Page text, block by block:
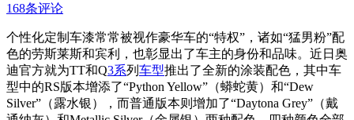
168条评论
个性化定制车漆常常被视作豪华车的“特权”，诸如“猛男粉”配
色的劳斯莱斯和宾利，也彰显出了车主的身份和品味。近日奥
迪官方就为TT和Q3系列 车型推出了全新的涂装配色，其中车
型中的RS版本增添了“Python Yellow”（蟒蛇黄）和“Dew
Silver”（露水银），而普通版本则增加了“Daytona Grey”（戴